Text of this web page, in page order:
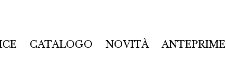
CATALOGO NOVITÀ ANTEPRIME